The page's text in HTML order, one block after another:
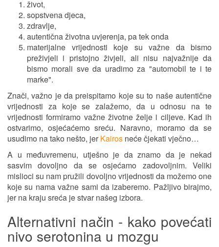
život,
sopstvena djeca,
zdravlje,
autentična životna uvjerenja, pa tek onda
materijalne vrijednosti koje su važne da bismo
preživjeli i pristojno živjeli, ali nisu najvažnije da
bismo morali sve da uradimo za "automobil te i te
marke".
Znači, važno je da preispitamo koje su to naše autentične
vrijednosti za koje se zalažemo, da u odnosu na te
vrijednosti formiramo važne životne želje i ciljeve. Kad ih
ostvarimo, osjećaćemo sreću. Naravno, moramo da se
usudimo na tako nešto, jer Kairos neće čjekati vječno…
A u međuvremenu, utješno je da znamo da je nekad
sasvim dovoljno da se osjećamo zadovoljnim. Veliki
mislioci su nam pružili dovoljno vrijednosti da možemo one
koje su nama važne sami da izaberemo. Pažljivo birajmo,
jer na kraju sreća je stvar našeg izbora.
Alternativni način - kako povećati
nivo serotonina u mozgu